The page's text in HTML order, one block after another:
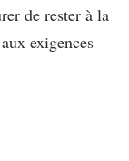
de rester à la
exigences